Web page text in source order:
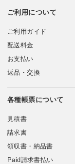
ご利用について
ご利用ガイド
配送料金
お支払い
返品・交換
各種帳票について
見積書
請求書
領収書・納品書
Paid請求書払い